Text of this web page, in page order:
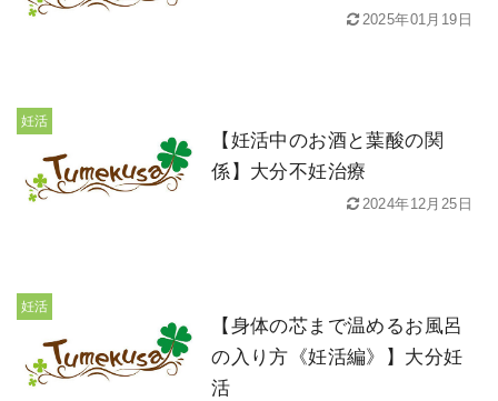
2025年01月19日
妊活
【妊活中のお酒と葉酸の関
係】大分不妊治療
2024年12月25日
妊活
【身体の芯まで温めるお風呂
の入り方《妊活編》】大分妊
活